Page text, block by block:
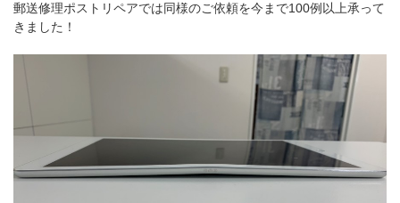
郵送修理ポストリペアでは同様のご依頼を今まで100例以上承って
きました！